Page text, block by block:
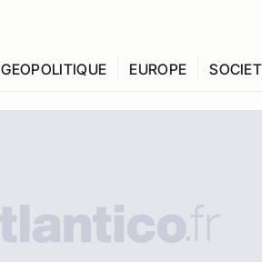
GEOPOLITIQUE EUROPE